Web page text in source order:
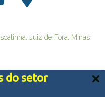
do setor
Juiz de Fora, Minas
semelhantes